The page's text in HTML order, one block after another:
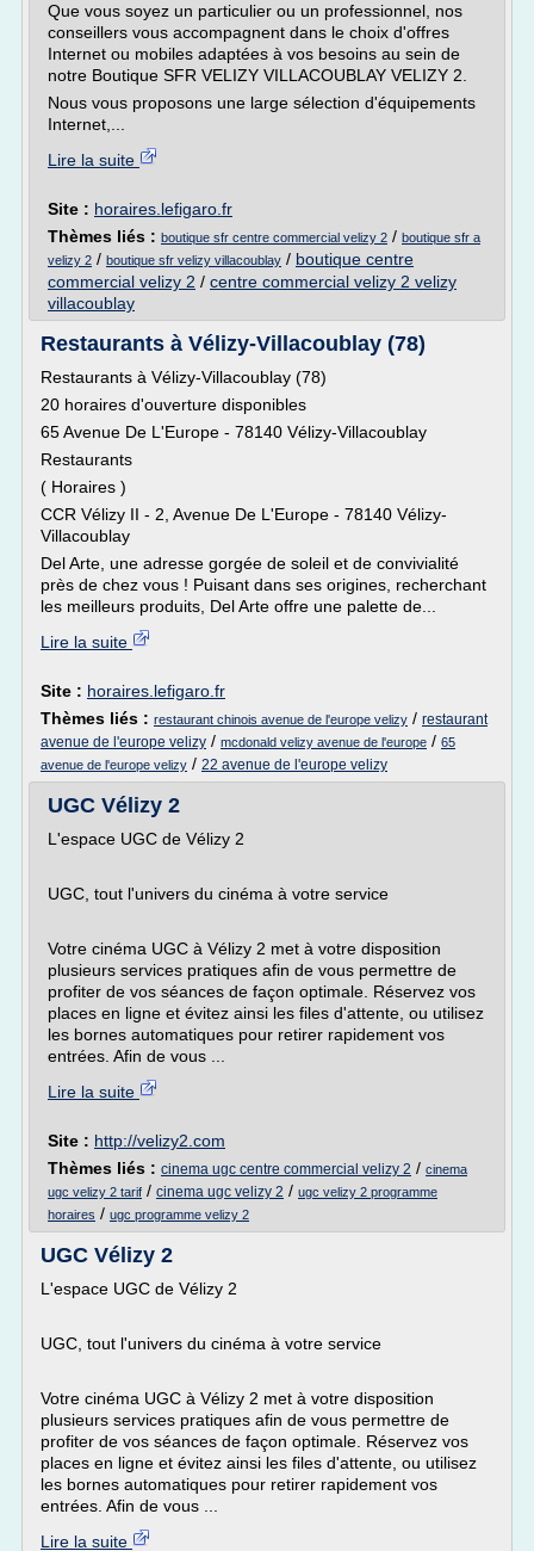
Que vous soyez un particulier ou un professionnel, nos
conseillers vous accompagnent dans le choix d'offres
Internet ou mobiles adaptées à vos besoins au sein de
notre Boutique SFR VELIZY VILLACOUBLAY VELIZY 2.
Nous vous proposons une large sélection d'équipements
Internet,...
Lire la suite
Site : horaires.lefigaro.fr
Thèmes liés : boutique sfr centre commercial velizy 2 / boutique sfr a
velizy 2 / boutique sfr velizy villacoublay / boutique centre
commercial velizy 2 / centre commercial velizy 2 velizy
villacoublay
Restaurants à Vélizy-Villacoublay (78)
Restaurants à Vélizy-Villacoublay (78)
20 horaires d'ouverture disponibles
65 Avenue De L'Europe - 78140 Vélizy-Villacoublay
Restaurants
( Horaires )
CCR Vélizy II - 2, Avenue De L'Europe - 78140 Vélizy-
Villacoublay
Del Arte, une adresse gorgée de soleil et de convivialité
près de chez vous ! Puisant dans ses origines, recherchant
les meilleurs produits, Del Arte offre une palette de...
Lire la suite
Site : horaires.lefigaro.fr
Thèmes liés : restaurant chinois avenue de l'europe velizy / restaurant
avenue de l'europe velizy / mcdonald velizy avenue de l'europe / 65
avenue de l'europe velizy / 22 avenue de l'europe velizy
UGC Vélizy 2
L'espace UGC de Vélizy 2
UGC, tout l'univers du cinéma à votre service
Votre cinéma UGC à Vélizy 2 met à votre disposition
plusieurs services pratiques afin de vous permettre de
profiter de vos séances de façon optimale. Réservez vos
places en ligne et évitez ainsi les files d'attente, ou utilisez
les bornes automatiques pour retirer rapidement vos
entrées. Afin de vous ...
Lire la suite
Site : http://velizy2.com
Thèmes liés : cinema ugc centre commercial velizy 2 / cinema
ugc velizy 2 tarif / cinema ugc velizy 2 / ugc velizy 2 programme
horaires / ugc programme velizy 2
UGC Vélizy 2
L'espace UGC de Vélizy 2
UGC, tout l'univers du cinéma à votre service
Votre cinéma UGC à Vélizy 2 met à votre disposition
plusieurs services pratiques afin de vous permettre de
profiter de vos séances de façon optimale. Réservez vos
places en ligne et évitez ainsi les files d'attente, ou utilisez
les bornes automatiques pour retirer rapidement vos
entrées. Afin de vous ...
Lire la suite